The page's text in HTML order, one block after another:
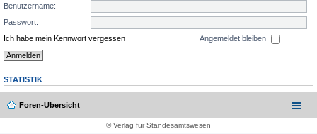
Benutzername:
Passwort:
Ich habe mein Kennwort vergessen
Angemeldet bleiben
STATISTIK
Foren-Übersicht
© Verlag für Standesamtswesen